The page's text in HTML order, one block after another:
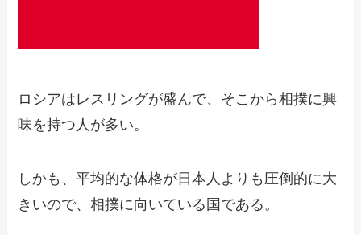
ロシアはレスリングが盛んで、そこから相撲に興
味を持つ人が多い。
しかも、平均的な体格が日本人よりも圧倒的に大
きいので、相撲に向いている国である。